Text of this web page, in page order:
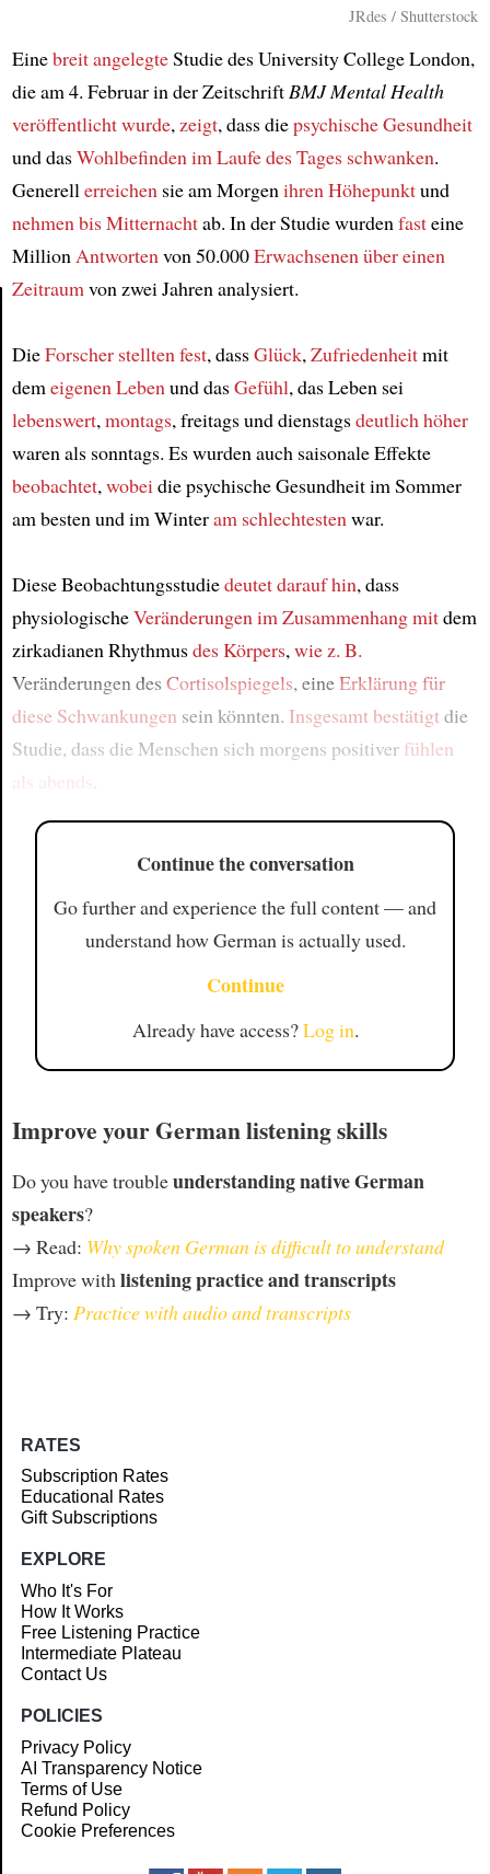
Article
JRdes / Shutterstock
Einebreit angelegteStudie des University College London,
die am 4. Februar in der Zeitschrift BMJ Mental Health
veröffentlicht wurde, zeigt, dass diepsychische Gesundheit
und dasWohlbefinden im Laufe des Tages schwanken.
Generell erreichen sie am Morgen ihren Höhepunktund
nehmen bis Mitternachtab. In der Studie wurden fasteine
Million Antworten von 50.000Erwachsenen über einen
Zeitraum von zwei Jahren analysiert.
DieForscher stellten fest, dassGlück, Zufriedenheitmit
dem eigenen Leben und dasGefühl, das Leben sei
lebenswert, montags, freitags und dienstagsdeutlich höher
waren als sonntags. Es wurden auch saisonale Effekte
beobachtet, wobei die psychische Gesundheit im Sommer
am besten und im Winteram schlechtesten war.
Diese Beobachtungsstudiedeutet darauf hin, dass
physiologischeVeränderungen im Zusammenhang mitdem
zirkadianen Rhythmusdes Körpers, wie z. B.
Veränderungen des Cortisolspiegels, eineErklärung für
diese Schwankungen sein könnten. Insgesamtbestätigtdie
Studie, dass die Menschen sich morgens positiver fühlen
als abends
Continue the conversation
Go further and experience the full content — and
understand how German is actually used.
Continue
Already have access?Log in.
Improve your German listening skills
Do you have troubleunderstanding native German
speakers?
→ Read: Why spoken German is difficult to understand
Improve withlistening practice and transcripts
→ Try: Practice with audio and transcripts
RATES
Subscription Rates
Educational Rates
Gift Subscriptions
EXPLORE
Who It's For
How It Works
Free Listening Practice
Intermediate Plateau
Contact Us
POLICIES
Privacy Policy
AI Transparency Notice
Terms of Use
Refund Policy
Cookie Preferences